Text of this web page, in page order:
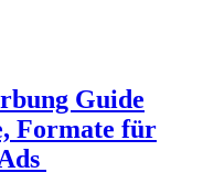
Guide
Formate für